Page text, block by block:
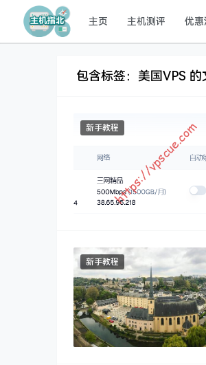
主页 主机测评 优惠
包含标签：美国VPS 的
新手教程
新手教程